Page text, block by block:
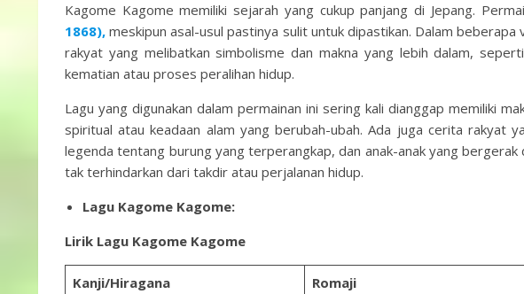
Kagome Kagome memiliki sejarah yang cukup panjang di Jepang.
1868), meskipun asal-usul pastinya sulit untuk dipastikan. Dalam
rakyat yang melibatkan simbolisme dan makna yang lebih dalam,
kematian atau proses peralihan hidup.
Lagu yang digunakan dalam permainan ini sering kali dianggap memiliki
spiritual atau keadaan alam yang berubah-ubah. Ada juga cerita rakyat
legenda tentang burung yang terperangkap, dan anak-anak yang bergerak
tak terhindarkan dari takdir atau perjalanan hidup.
Lagu Kagome Kagome:
Lirik Lagu Kagome Kagome
Kanji/Hiragana Romaji